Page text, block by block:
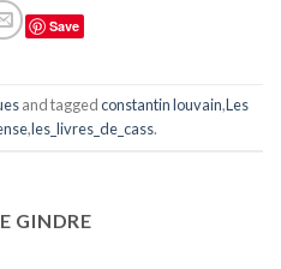
Save
and taggedconstantin louvain,Les
,les_livres_de_cass.
GINDRE